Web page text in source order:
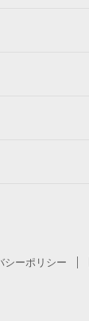
シーポリシー